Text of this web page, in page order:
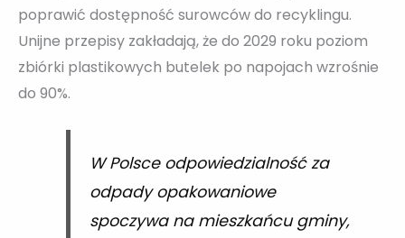
poprawić dostępność surowców do recyklingu.
Unijne przepisy zakładają, że do 2029 roku poziom
zbiórki plastikowych butelek po napojach wzrośnie
do 90%.
W Polsce odpowiedzialność za
odpady opakowaniowe
spoczywa na mieszkańcu gminy,